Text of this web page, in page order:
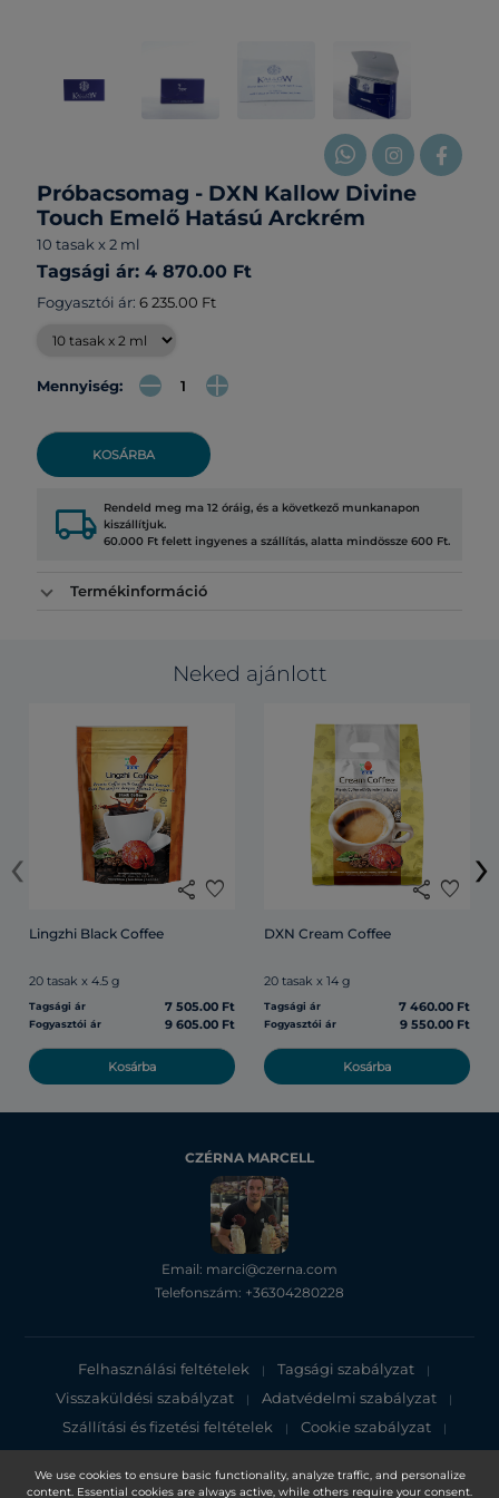
We use cookies to ensure basic functionality, analyze traffic, and personalize
content. Essential cookies are always active, while others require your consent.
Próbacsomag - DXN Kallow Divine
Touch Emelő Hatású Arckrém
10 tasak x 2 ml
Tagsági ár: 4 870.00 Ft
Fogyasztói ár: 6 235.00 Ft
Mennyiség:
KOSÁRBA
local_shipping Rendeld meg ma 12 óráig, és a következő munkanapon
kiszállítjuk.
60.000 Ft felett ingyenes a szállítás, alatta mindössze 600 Ft.
Termékinformáció
Neked ajánlott
share favorite
Lingzhi Black Coffee
20 tasak x 4.5 g
Tagsági ár 7 505.00 Ft
Fogyasztói ár 9 605.00 Ft
Kosárba
share favorite
DXN Cream Coffee
20 tasak x 14 g
Tagsági ár 7 460.00 Ft
Fogyasztói ár 9 550.00 Ft
Kosárba
‹ ›
CZÉRNA MARCELL
Email: marci@czerna.com
Telefonszám: +36304280228
Felhasználási feltételek | Tagsági szabályzat |
Visszaküldési szabályzat | Adatvédelmi szabályzat |
Szállítási és fizetési feltételek | Cookie szabályzat |
Adatvédelmi tájékoztató